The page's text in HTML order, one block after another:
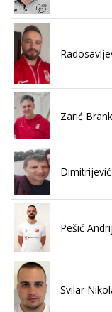
Zarić
Pešić
Svilar